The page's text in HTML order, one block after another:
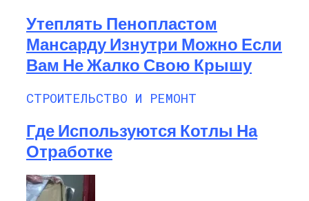
Утеплять Пенопластом
Мансарду Изнутри Можно Если
Вам Не Жалко Свою Крышу
СТРОИТЕЛЬСТВО И РЕМОНТ
Где Используются Котлы На
Отработке